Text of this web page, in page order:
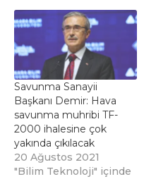
Savunma Sanayii
Başkanı Demir: Hava
savunma muhribi TF-
2000 ihalesine çok
yakında çıkılacak
20 Ağustos 2021
"Bilim Teknoloji" içinde